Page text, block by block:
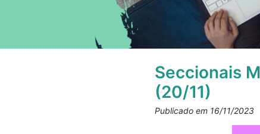
Seccionais
(20/11)
Publicado em 16/11/2023